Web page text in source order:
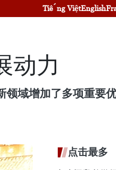
Tiếng ViệtEnglish
动力
域增加了多项重要
点击最多